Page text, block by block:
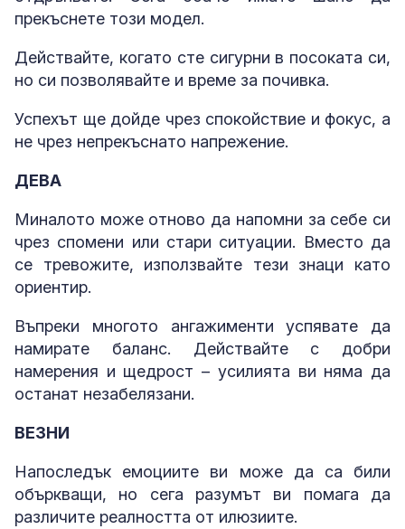
прекъснете този модел.
Действайте, когато сте сигурни в посоката си,
но си позволявайте и време за почивка.
Успехът ще дойде чрез спокойствие и фокус, а
не чрез непрекъснато напрежение.
ДЕВА
Миналото може отново да напомни за себе си
чрез спомени или стари ситуации. Вместо да
се тревожите, използвайте тези знаци като
ориентир.
Въпреки многото ангажименти успявате да
намирате баланс. Действайте с добри
намерения и щедрост – усилията ви няма да
останат незабелязани.
ВЕЗНИ
Напоследък емоциите ви може да са били
объркващи, но сега разумът ви помага да
различите реалността от илюзиите.